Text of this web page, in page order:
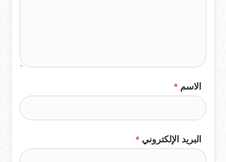
الاسم *
البريد الإلكتروني *